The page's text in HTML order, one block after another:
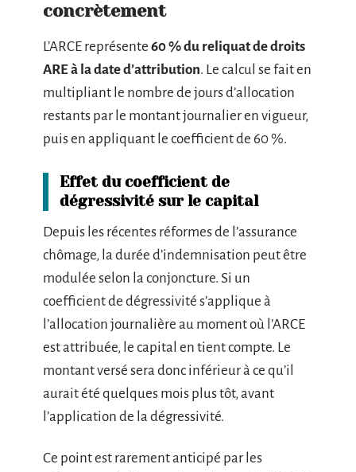
concrètement
L’ARCE représente 60 % du reliquat de droits
ARE à la date d’attribution. Le calcul se fait en
multipliant le nombre de jours d’allocation
restants par le montant journalier en vigueur,
puis en appliquant le coefficient de 60 %.
Effet du coefficient de
dégressivité sur le capital
Depuis les récentes réformes de l’assurance
chômage, la durée d’indemnisation peut être
modulée selon la conjoncture. Si un
coefficient de dégressivité s’applique à
l’allocation journalière au moment où l’ARCE
est attribuée, le capital en tient compte. Le
montant versé sera donc inférieur à ce qu’il
aurait été quelques mois plus tôt, avant
l’application de la dégressivité.
Ce point est rarement anticipé par les